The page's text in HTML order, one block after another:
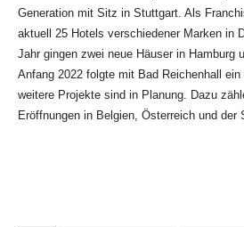
Generation mit Sitz in Stuttgart. Als
aktuell 25 Hotels verschiedener Marken in
Jahr gingen zwei neue Häuser in Hamburg
Anfang 2022 folgte mit Bad Reichenhall
weitere Projekte sind in Planung. Dazu
Eröffnungen in Belgien, Österreich und der